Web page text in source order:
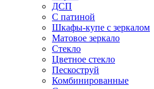
ДСП
С патиной
Шкафы-купе с зеркалом
Матовое зеркало
Стекло
Цветное стекло
Пескоструй
Комбинированные